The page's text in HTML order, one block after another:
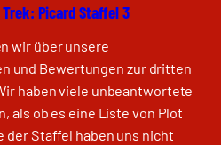
Trek: Picard Staffel 3
wir über unsere
und Bewertungen zur dritten
haben viele unbeantwortete
als ob es eine Liste von Plot
der Staffel haben uns nicht